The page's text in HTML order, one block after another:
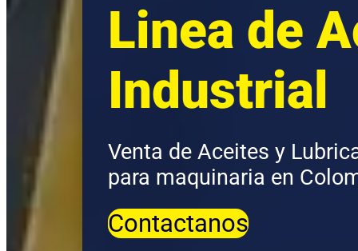
Linea de
Industrial
Venta de Aceites y
para maquinaria en
Contactanos